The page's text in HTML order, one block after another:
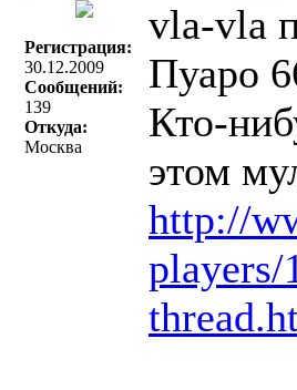
Регистрация:
30.12.2009
Сообщений:
139
Откуда:
Москва
vla-vla
Пуаро
Кто-
этом
http://
players/